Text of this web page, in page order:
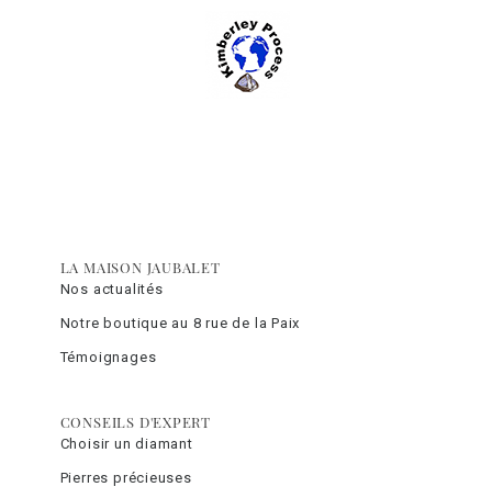
LA MAISON JAUBALET
Nos actualités
Notre boutique au 8 rue de la Paix
Témoignages
CONSEILS D'EXPERT
Choisir un diamant
Pierres précieuses